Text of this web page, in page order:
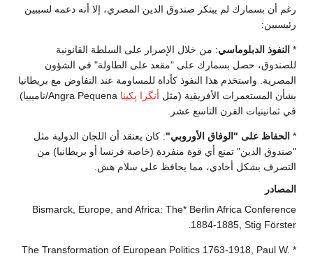
​رغم أن بسمارك لم يبتكر صندوق الدين المصري، إلا أنه دعمه لسببين
رئيسيين:
​* النفوذ الدبلوماسي: من خلال الإصرار على السلطة القانونية
للصندوق، حصل بسمارك على "مقعد على الطاولة" في الشؤون
المصرية. واستخدم هذا النفوذ كأداة للمساومة عند التفاوض مع بريطانيا
بشأن المستعمرات الأفريقية (مثل أنگرا پكينا
Angra Pequena/ناميبيا)
في ثمانينيات القرن التاسع عشر.
​* الحفاظ على "الوفاق الأوروبي": كان يعتقد أن اللجان الدولية مثل
"صندوق الدين" تمنع أي قوة منفردة (خاصة فرنسا أو بريطانيا) من
التصرف بشكل أحادي، مما يحافظ على سلام هش.
​المصادر
​Bismarck, Europe, and Africa: The* Berlin Africa Conference
1884-1885, Stig Förster.
​* The Transformation of European Politics 1763-1918, Paul W.